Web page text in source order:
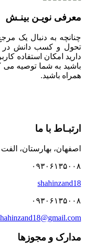
معرفی نویـن بینـش
چنانچه به دنبال یک
تحول و کسب دانش در
دارید امکان استفاده
باشید به شما توصیه
همراه باشید.
ارتبـاط با ما
اصفهان، بهارستان، الفت
۰۹۳۰۶۱۳۵۰۰۸
shahinzand18
۰۹۳۰۶۱۳۵۰۰۸
مدارک و مجوزها